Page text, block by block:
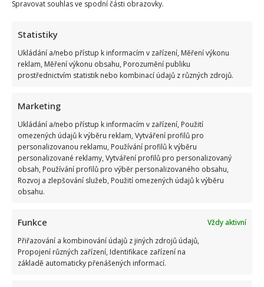
Spravovat souhlas ve spodní části obrazovky.
Statistiky
Ukládání a/nebo přístup k informacím v zařízení, Měření výkonu
reklam, Měření výkonu obsahu, Porozumění publiku
prostřednictvím statistik nebo kombinací údajů z různých zdrojů.
Marketing
Ukládání a/nebo přístup k informacím v zařízení, Použití
omezených údajů k výběru reklam, Vytváření profilů pro
personalizovanou reklamu, Používání profilů k výběru
personalizované reklamy, Vytváření profilů pro personalizovaný
obsah, Používání profilů pro výběr personalizovaného obsahu,
Rozvoj a zlepšování služeb, Použití omezených údajů k výběru
obsahu.
Funkce
Vždy aktivní
Přiřazování a kombinování údajů z jiných zdrojů údajů,
Propojení různých zařízení, Identifikace zařízení na
základě automaticky přenášených informací.